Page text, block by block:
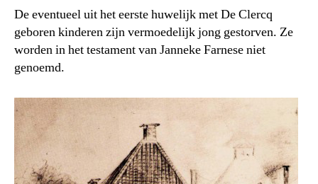
De eventueel uit het eerste huwelijk met De Clercq
geboren kinderen zijn vermoedelijk jong gestorven. Ze
worden in het testament van Janneke Farnese niet
genoemd.